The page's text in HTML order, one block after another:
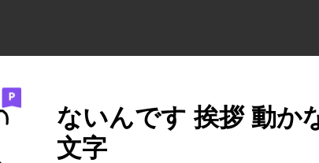
ないんです 挨拶 動か
文字